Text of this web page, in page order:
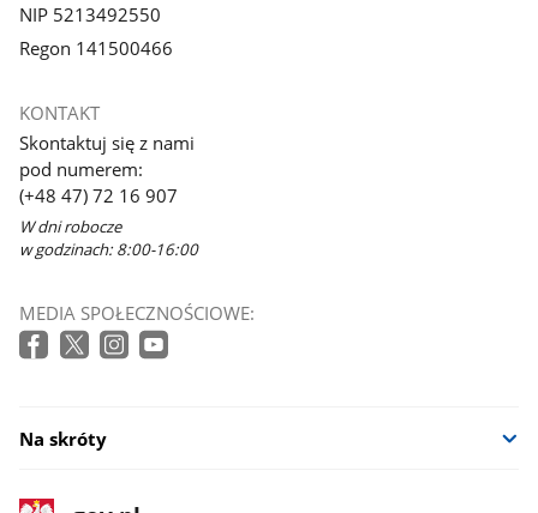
NIP 5213492550
Regon 141500466
KONTAKT
Skontaktuj się z nami
pod numerem:
(+48 47) 72 16 907
W dni robocze
w godzinach: 8:00-16:00
MEDIA SPOŁECZNOŚCIOWE:
Na skróty
stopka